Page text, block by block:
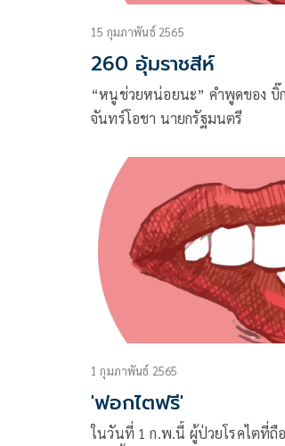
15 กุมภาพันธ์ 2565
260 อุ้มราชสีห์
“หนูช่วยหน่อยนะ” คำพูดของ บิ๊
จันทร์โอชา นายกรัฐมนตรี
1 กุมภาพันธ์ 2565
'ฟอกไตฟรี'
ในวันที่ 1 ก.พ.นี้ ผู้ป่วยโรคไตที่ถื